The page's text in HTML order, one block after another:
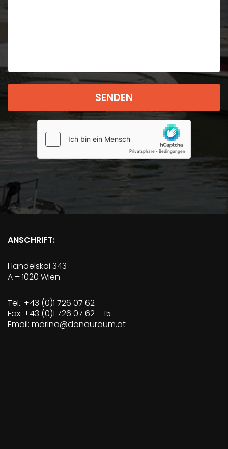
lasse
Feld
leer.
ANSCHRIFT:
Handelskai 343
A – 1020 Wien
Tel.: +43 (0)1 726 07 62
Fax: +43 (0)1 726 07 62 – 15
Email: marina@donauraum.at